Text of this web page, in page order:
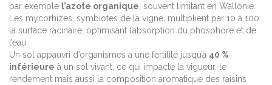
par exemple l’azote organique , souvent limitant en Wallonie.
Les mycorhizes, symbiotes de la vigne, multiplient par 10 à 100
la surface racinaire, optimisant l’absorption du phosphore et de
l’eau.
Un sol appauvri d’organismes a une fertilité jusqu’à 40 %
inférieure à un sol vivant, ce qui impacte la vigueur, le
rendement mais aussi la composition aromatique des raisins